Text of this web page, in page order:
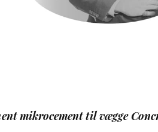
mikrocement til vægge